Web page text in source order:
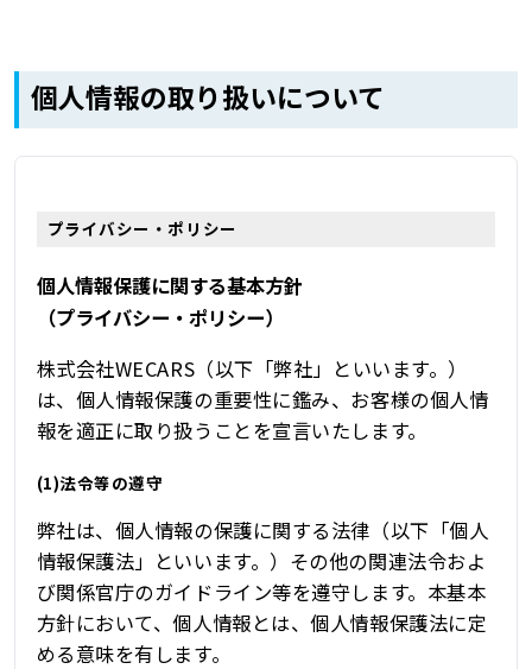
個人情報の取り扱いについて
プライバシー・ポリシー
個人情報保護に関する基本方針
（プライバシー・ポリシー）
株式会社WECARS（以下「弊社」といいます。）
は、個人情報保護の重要性に鑑み、お客様の個人情
報を適正に取り扱うことを宣言いたします。
(1)法令等の遵守
弊社は、個人情報の保護に関する法律（以下「個人
情報保護法」といいます。）その他の関連法令およ
び関係官庁のガイドライン等を遵守します。本基本
方針において、個人情報とは、個人情報保護法に定
める意味を有します。